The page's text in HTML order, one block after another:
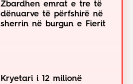
Zbardhen emrat e tre të
dënuarve të përfshirë në
sherrin në burgun e Fierit
Kryetari i 12 milionë